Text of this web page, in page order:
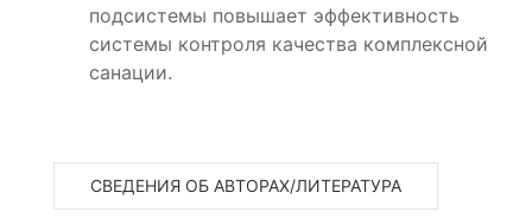
подсистемы повышает эффективность
системы контроля качества комплексной
санации.
СВЕДЕНИЯ ОБ АВТОРАХ/ЛИТЕРАТУРА